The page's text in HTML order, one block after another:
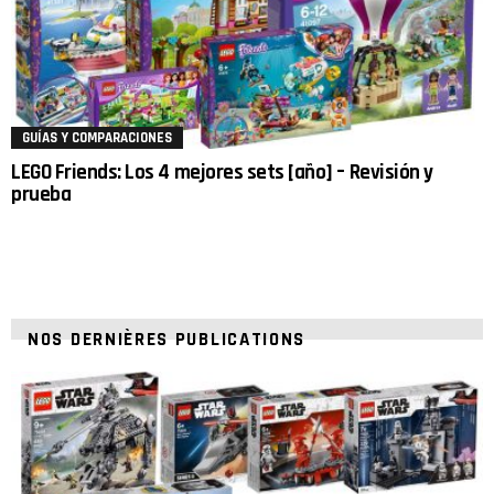
GUÍAS Y COMPARACIONES
LEGO Friends: Los 4 mejores sets [año] – Revisión y
prueba
NOS DERNIÈRES PUBLICATIONS